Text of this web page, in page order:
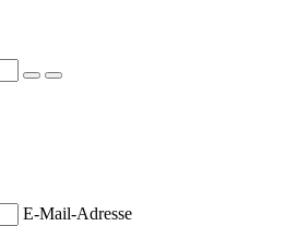
E-Mail-Adresse